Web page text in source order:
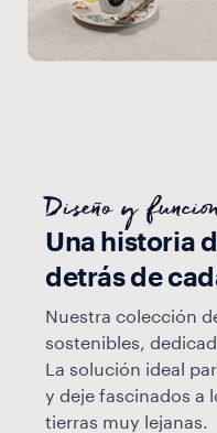
Diseño y
Una historia
detrás de
Nuestra colección
sostenibles,
La solución ideal
y deje fascinados a
tierras muy lejanas.